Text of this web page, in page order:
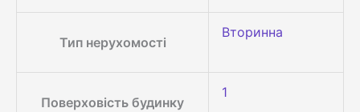
Тип нерухомості
Вторинна
Поверховість будинку
1